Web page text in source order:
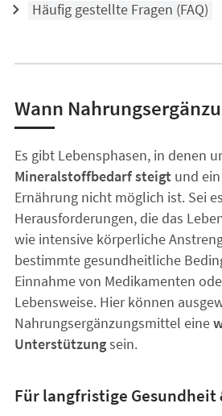
Häufig gestellte Fragen (FAQ)
Wann
Es gibt Lebensphasen, in denen
Mineralstoffbedarf steigt und
Ernährung nicht möglich ist. Sei
Herausforderungen, die das
wie intensive körperliche
bestimmte gesundheitliche
Einnahme von Medikamenten
Lebensweise. Hier können
Nahrungsergänzungsmittel eine
Unterstützungsein.
Für langfristige